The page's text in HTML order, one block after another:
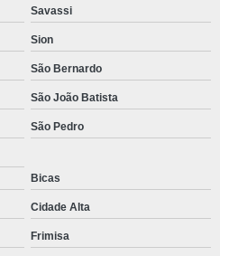
Savassi
Sion
São Bernardo
São João Batista
São Pedro
Bicas
Cidade Alta
Frimisa